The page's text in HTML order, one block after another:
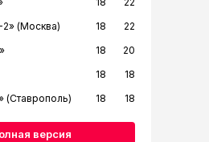
(Москва) 18
22
18
20
18
18
(Ставрополь) 18 18
версия